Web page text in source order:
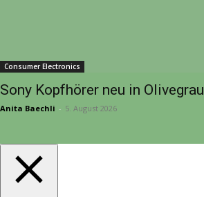
Consumer Electronics
Sony Kopfhörer neu in Olivegrau
Anita Baechli - 5. August 2026